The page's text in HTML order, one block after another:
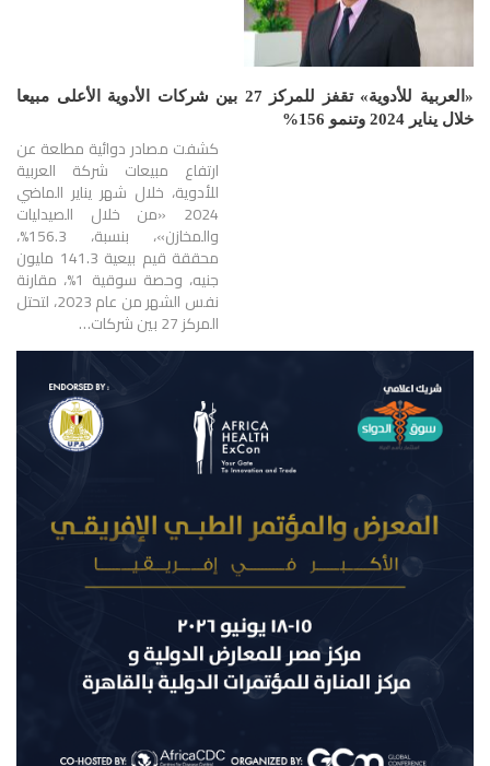
«العربية للأدوية» تقفز للمركز 27 بين شركات الأدوية الأعلى مبيعا
خلال يناير 2024 وتنمو 156%
كشفت مصادر دوائية مطلعة عن
ارتفاع مبيعات شركة العربية
للأدوية، خلال شهر يناير الماضي
2024 «من خلال الصيدليات
والمخازن»، بنسبة، 156.3%،
محققة قيم بيعية 141.3 مليون
جنيه، وحصة سوقية 1%، مقارنة
نفس الشهر من عام 2023، لتحتل
المركز 27 بين شركات…